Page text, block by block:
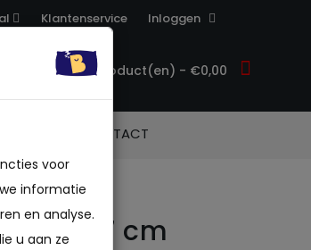
Klantenservice Inloggen
0 product(en) - €0,00
CONTACT
7 cm
voor
informatie
en analyse.
u aan ze